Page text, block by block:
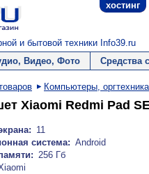
хостинг
и бытовой техники Info39.ru
Видео, Фото Средства
Компьютеры, оргтехника
Xiaomi Redmi Pad
11
система: Android
256 Гб